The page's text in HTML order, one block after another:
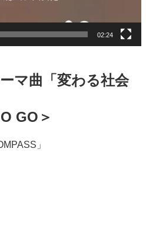
02:24
マ曲「変わる社会
GO＞
」